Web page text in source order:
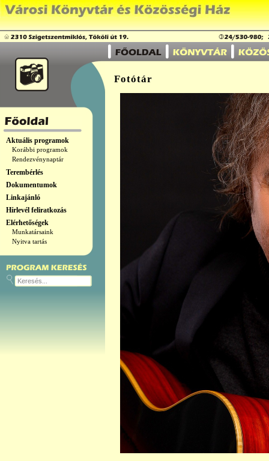
Aktuális programok
Korábbi programok
Rendezvénynaptár
Terembérlés
Dokumentumok
Linkajánló
Hírlevél feliratkozás
Elérhetőségek
Munkatársaink
Nyitva tartás
Fotótár